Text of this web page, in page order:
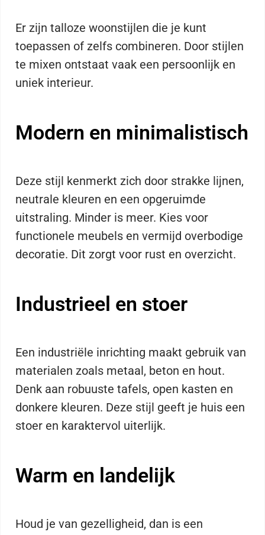
Er zijn talloze woonstijlen die je kunt
toepassen of zelfs combineren. Door stijlen
te mixen ontstaat vaak een persoonlijk en
uniek interieur.
Modern en minimalistisch
Deze stijl kenmerkt zich door strakke lijnen,
neutrale kleuren en een opgeruimde
uitstraling. Minder is meer. Kies voor
functionele meubels en vermijd overbodige
decoratie. Dit zorgt voor rust en overzicht.
Industrieel en stoer
Een industriële inrichting maakt gebruik van
materialen zoals metaal, beton en hout.
Denk aan robuuste tafels, open kasten en
donkere kleuren. Deze stijl geeft je huis een
stoer en karaktervol uiterlijk.
Warm en landelijk
Houd je van gezelligheid, dan is een